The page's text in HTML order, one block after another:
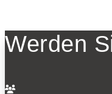
Werden
